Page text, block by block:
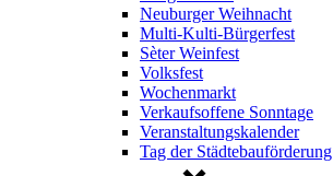
Neuburger Weihnacht
Multi-Kulti-Bürgerfest
Sèter Weinfest
Volksfest
Wochenmarkt
Verkaufsoffene Sonntage
Veranstaltungskalender
Tag der Städtebauförderung